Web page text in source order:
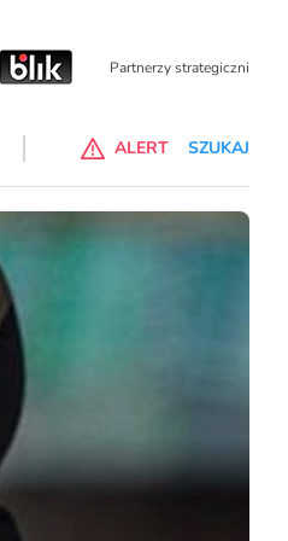
Partnerzy wspierający
Nowy benefit we
można korzsytać za
ALERT SZUKAJ